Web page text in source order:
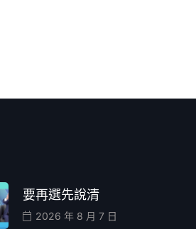
要再選先說清
2026 年 8 月 7 日